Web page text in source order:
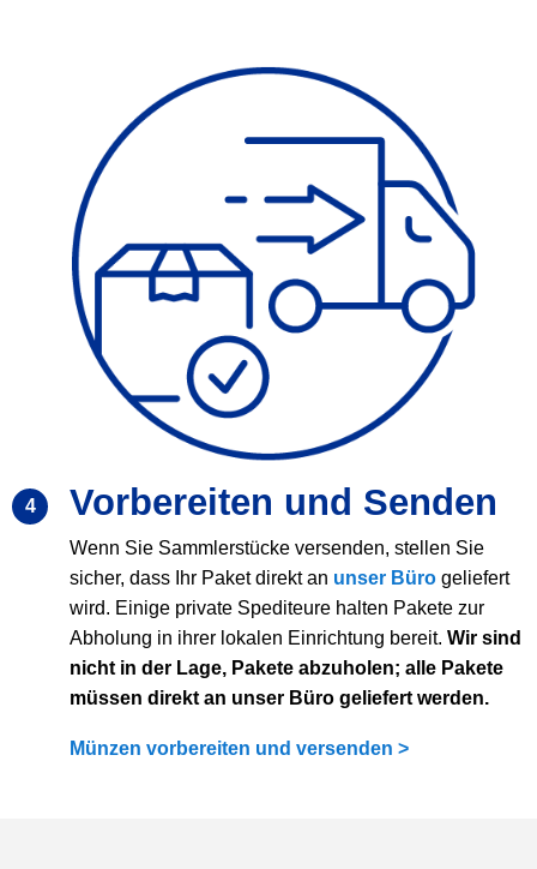
4 Vorbereiten und Senden
Wenn Sie Sammlerstücke versenden, stellen Sie
sicher, dass Ihr Paket direkt an unser Büro geliefert
wird. Einige private Spediteure halten Pakete zur
Abholung in ihrer lokalen Einrichtung bereit. Wir sind
nicht in der Lage, Pakete abzuholen; alle Pakete
müssen direkt an unser Büro geliefert werden.
Münzen vorbereiten und versenden >